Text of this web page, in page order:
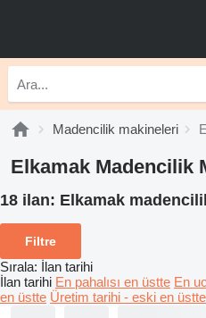
Madencilik makineleri
Elkamak Madencilik
18 ilan: Elkamak
Filtre
Sırala: İlan tarihi
İlan tarihi En pahalısı en üstte En
en üstte Üretim tarihi - eski en üstte